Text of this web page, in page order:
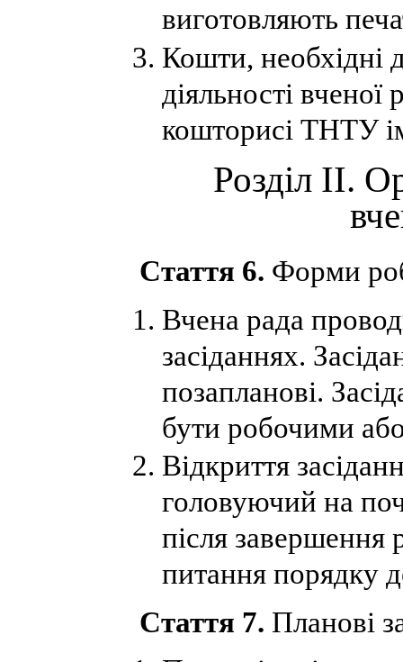
виготовляють
Кошти, необхідні
діяльності
кошторисі ТНТУ
Розділ ІІ.
Стаття 6. Форми
Вчена рада
засіданнях.
позапланові.
бути робочими
Відкриття
головуючий на
після завершення
питання порядку
Стаття 7. Планові